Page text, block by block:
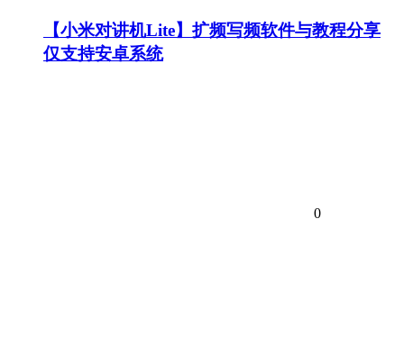
【小米对讲机Lite】扩频写频软件与教程分享
仅支持安卓系统
0